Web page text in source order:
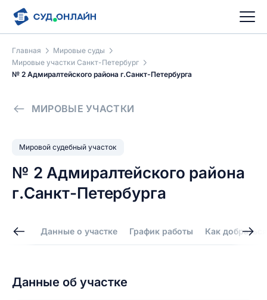
Главная
Мировые суды
Мировые участки Санкт-Петербург
№ 2 Адмиралтейского района г.Санкт-Петербурга
МИРОВЫЕ УЧАСТКИ
Мировой судебный участок
№ 2 Адмиралтейского района
г.Санкт-Петербурга
Данные о участке График работы Как добраться
Данные об участке